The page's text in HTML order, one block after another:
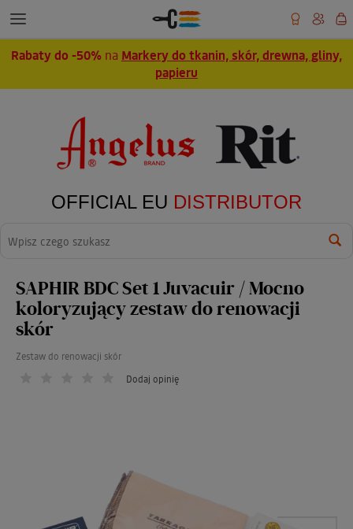
Rabaty do -50% na Markery do tkanin, skór, drewna, gliny,
papieru
OFFICIAL EU DISTRIBUTOR
SAPHIR BDC Set 1 Juvacuir / Mocno
koloryzujący zestaw do renowacji
skór
Zestaw do renowacji skór
Dodaj opinię